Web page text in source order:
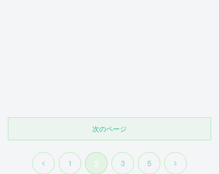
次のページ
前
1 2 3 5
次